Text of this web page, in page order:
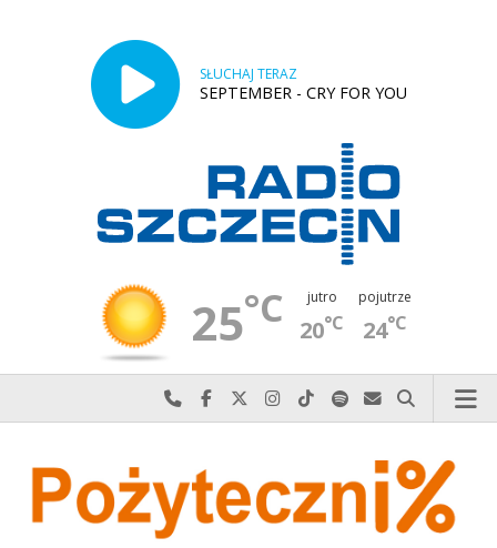
SŁUCHAJ TERAZ
SEPTEMBER - CRY FOR YOU
25°C jutro
20°C
pojutrze
24°C
Najlepiej po prostu do nas zadzwoń
Odwiedź nas na Facebook-u
Odwiedź nas na X
Odwiedź nas na Instagram-ie
Odwiedź nas na TikTok-u
Szukaj nas na Spotify
Wyślij do nas
Szukaj